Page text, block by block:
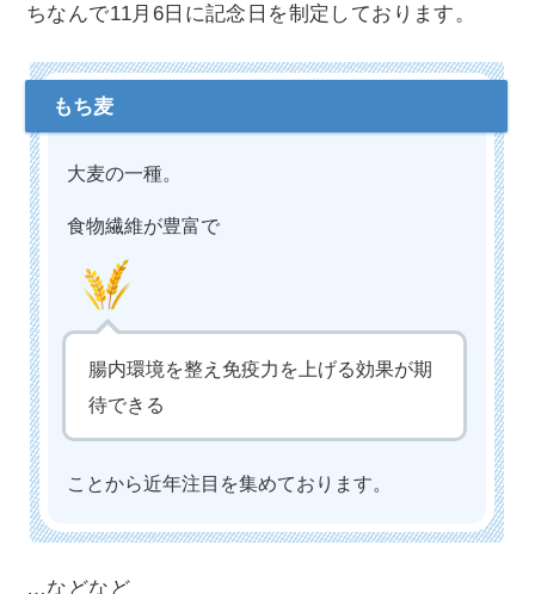
ちなんで11月6日に記念日を制定しております。
大麦の一種。
食物繊維が豊富で
腸内環境を整え免疫力を上げる効果が期
待できる
ことから近年注目を集めております。
…などなど